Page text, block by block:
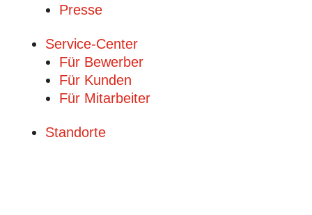
Presse
Service-Center
Für Bewerber
Für Kunden
Für Mitarbeiter
Standorte